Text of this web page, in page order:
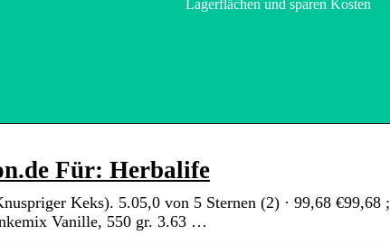
Lagerflächen und sparen Kosten
Für: Herbalife
Keks). 5.05,0 von 5 Sternen (2) · 99,68 €99,68 ;
Vanille, 550 gr. 3.63 …